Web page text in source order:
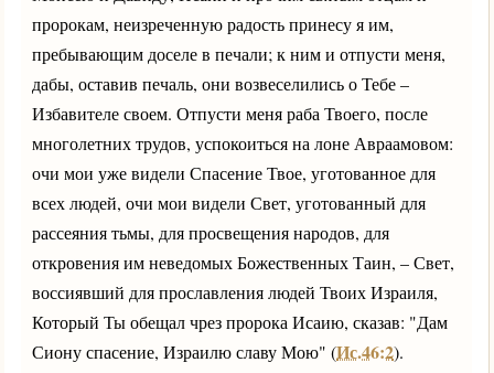
пророкам, неизреченную радость принесу я им,
пребывающим доселе в печали; к ним и отпусти меня,
дабы, оставив печаль, они возвеселились о Тебе –
Избавителе своем. Отпусти меня раба Твоего, после
многолетних трудов, успокоиться на лоне Авраамовом:
очи мои уже видели Спасение Твое, уготованное для
всех людей, очи мои видели Свет, уготованный для
рассеяния тьмы, для просвещения народов, для
откровения им неведомых Божественных Таин, – Свет,
воссиявший для прославления людей Твоих Израиля,
Который Ты обещал чрез пророка Исаию, сказав: "Дам
Сиону спасение, Израилю славу Мою" (Ис.46:2).